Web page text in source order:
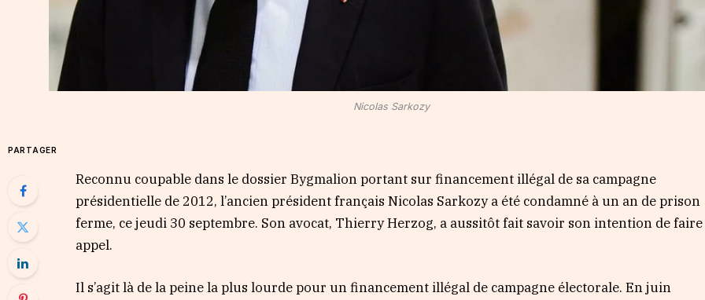
Nicolas Sarkozy
PARTAGER
Reconnu coupable dans le dossier Bygmalion portant sur financement illégal de sa campagne
présidentielle de 2012, l’ancien président français Nicolas Sarkozy a été condamné à un an de prison
ferme, ce jeudi 30 septembre. Son avocat, Thierry Herzog, a aussitôt fait savoir son intention de faire
appel.
Il s’agit là de la peine la plus lourde pour un financement illégal de campagne électorale. En juin